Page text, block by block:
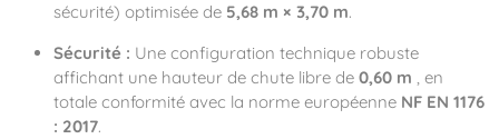
sécurité) optimisée de 5,68 m × 3,70 m.
Sécurité : Une configuration technique robuste
affichant une hauteur de chute libre de 0,60 m , en
totale conformité avec la norme européenne NF EN 1176
: 2017.